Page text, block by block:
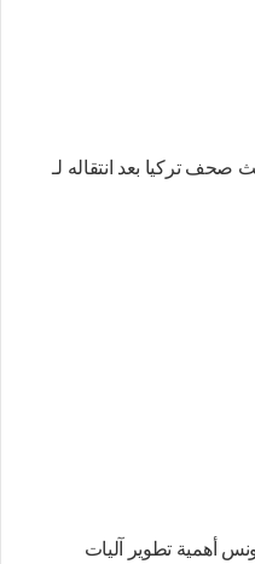
تركيا بعد انتقاله لـ
أهمية تطوير آليات